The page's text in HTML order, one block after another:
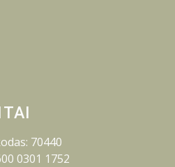
70440
0301 1752